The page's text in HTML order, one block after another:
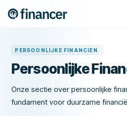
PERSOONLIJKE FINANCIEN
Persoonlijke
Onze sectie over persoonlijke
fundament voor duurzame